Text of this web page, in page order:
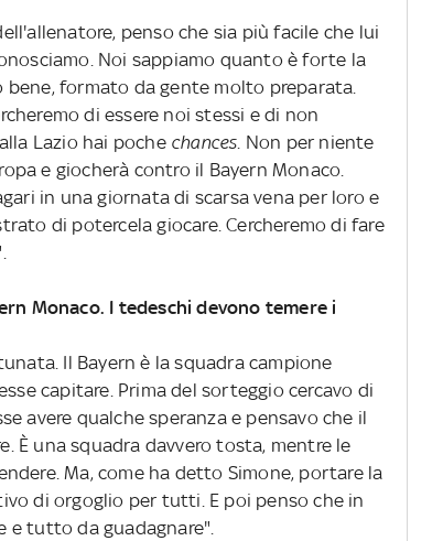
penso che sia più facile che lui
Noi sappiamo quanto è forte la
bene, formato da gente molto preparata.
di essere noi stessi e di non
Lazio hai poche chances. Non per niente
e giocherà contro il Bayern Monaco.
in una giornata di scarsa vena per loro e
di potercela giocare. Cercheremo di fare
Monaco. I tedeschi devono temere i
Il Bayern è la squadra campione
capitare. Prima del sorteggio cercavo di
avere qualche speranza e pensavo che il
È una squadra davvero tosta, mentre le
Ma, come ha detto Simone, portare la
di orgoglio per tutti. E poi penso che in
e tutto da guadagnare".